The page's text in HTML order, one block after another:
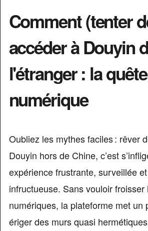
Comment (tenter
accéder à Douyin
l'étranger : la
numérique
Oubliez les mythes faciles : rêver
Douyin hors de Chine, c’est
expérience frustrante, surveillée
infructueuse. Sans vouloir
numériques, la plateforme met un
ériger des murs quasi